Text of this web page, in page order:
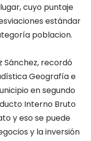
cuyo puntaje
estándar
poblacion.
Sánchez, recordó
Geografía e
en segundo
Interno Bruto
y eso se puede
y la inversión